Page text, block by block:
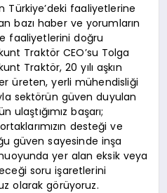
Türkiye’deki faaliyetlerine
bazı haber ve yorumların
faaliyetlerini doğru
Traktör CEO’su Tolga
Traktör, 20 yılı aşkın
üreten, yerli mühendisliği
sektörün güven duyulan
ulaştığımız başarı;
desteği ve
güven sayesinde inşa
yer alan eksik veya
soru işaretlerini
olarak görüyoruz.